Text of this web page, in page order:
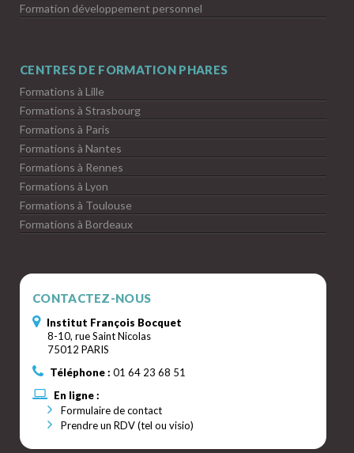
Formation développement personnel
CENTRES DE FORMATION PHARES
Formations à Lille
Formations à Strasbourg
Formations à Paris
Formations à Nantes
Formations à Rennes
Formations à Lyon
Formations à Toulouse
Formations à Bordeaux
CONTACTEZ-NOUS
Institut François Bocquet
8-10, rue Saint Nicolas
75012 PARIS
Téléphone : 01 64 23 68 51
En ligne :
Formulaire de contact
Prendre un RDV (tel ou visio)